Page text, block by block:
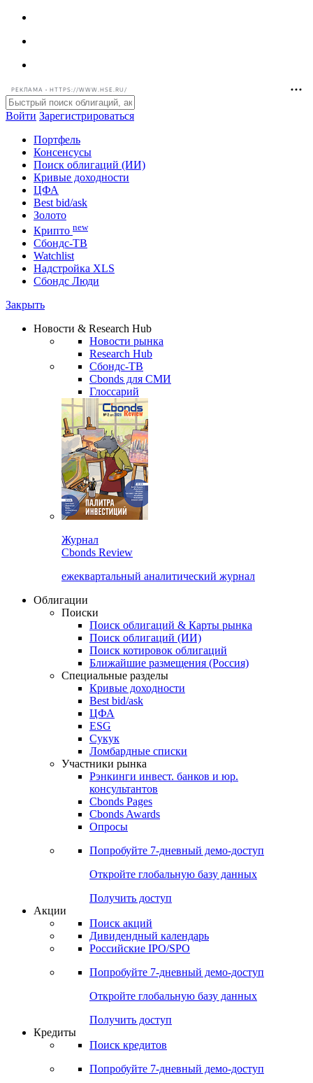
РЕКЛАМА • HTTPS://WWW.HSE.RU/
Войти Зарегистрироваться
Портфель
Консенсусы
Поиск облигаций (ИИ)
Кривые доходности
ЦФА
Best bid/ask
Золото
Крипто new
Watchlist
Сбондс Люди
Новости & Research Hub
Новости рынка
Research Hub
Сбондс-ТВ
Cbonds для СМИ
Глоссарий
Cbonds Review
ежеквартальный аналитический журнал
Облигации
Поиски
Поиск облигаций & Карты рынка
Поиск облигаций (ИИ)
Поиск котировок облигаций
Ближайшие размещения (Россия)
Специальные разделы
Кривые доходности
Best bid/ask
ЦФА
ESG
Сукук
Ломбардные списки
Участники рынка
Рэнкинги инвест. банков и юр.
Cbonds Pages
Опросы
Попробуйте7-дневный
Откройте глобальную базу данных
Получить доступ
Поиск акций
Российские IPO/SPO
Попробуйте7-дневный
Откройте глобальную базу данных
Получить доступ